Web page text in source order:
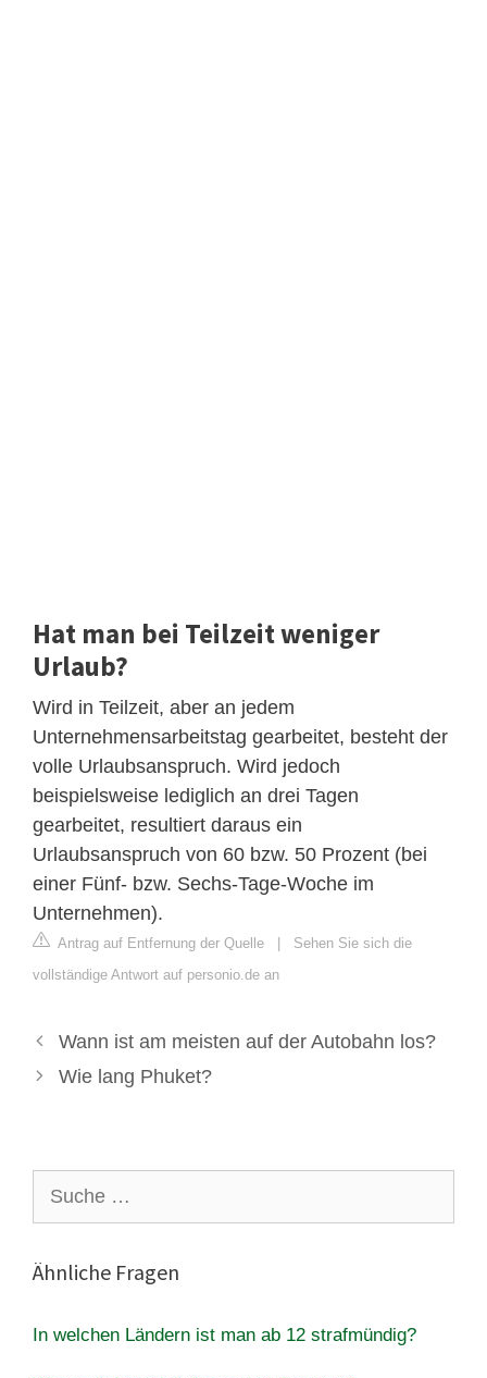
Hat man bei Teilzeit weniger
Urlaub?
Wird in Teilzeit, aber an jedem
Unternehmensarbeitstag gearbeitet, besteht der
volle Urlaubsanspruch. Wird jedoch
beispielsweise lediglich an drei Tagen
gearbeitet, resultiert daraus ein
Urlaubsanspruch von 60 bzw. 50 Prozent (bei
einer Fünf- bzw. Sechs-Tage-Woche im
Unternehmen).
Antrag auf Entfernung der Quelle | Sehen Sie sich die
vollständige Antwort auf personio.de an
Wann ist am meisten auf der Autobahn los?
Wie lang Phuket?
nach:
Ähnliche Fragen
In welchen Ländern ist man ab 12 strafmündig?